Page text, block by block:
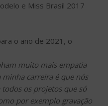
e Miss Brasil 2017
o ano de 2021, o
muito mais empatia
minha carreira é que nós
os projetos que só
por exemplo gravação